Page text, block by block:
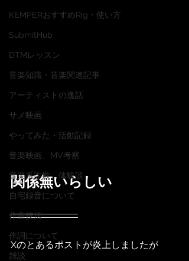
KEMPERおすすめRig・使い方
SubmitHub
DTMレッスン
音楽知識・音楽関連記事
アーティストの逸話
サメ映画
やってみた・活動記録
音楽映画、MV考察
音楽系詐欺、体験談
自宅録音について
作曲技法
作詞について
雑談
関係無いらしい
Xのとあるポストが炎上しましたが